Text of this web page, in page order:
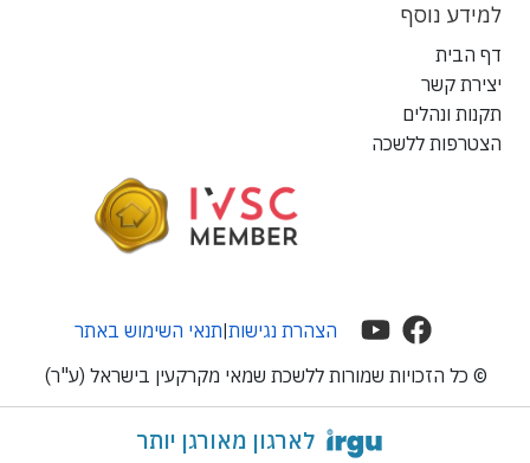
למידע נוסף
דף הבית
יצירת קשר
תקנות ונהלים
הצטרפות ללשכה
© כל הזכויות שמורות ללשכת שמאי מקרקעין בישראל (ע"ר)
הצהרת נגישות|תנאי השימוש באתר
לארגון מאורגן יותר